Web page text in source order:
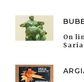
On
Saria